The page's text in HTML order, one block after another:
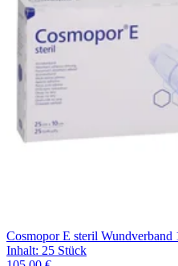
Cosmopor E steril
Inhalt: 25 Stück